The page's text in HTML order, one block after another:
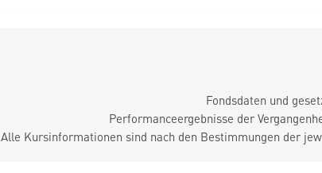
Fondsdaten und
Performanceergebnisse der
Alle Kursinformationen sind nach den Bestimmungen der